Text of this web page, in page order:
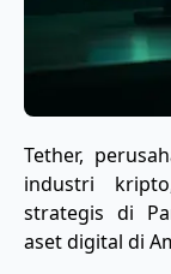
Tether,
industri
strategis di
aset digital di